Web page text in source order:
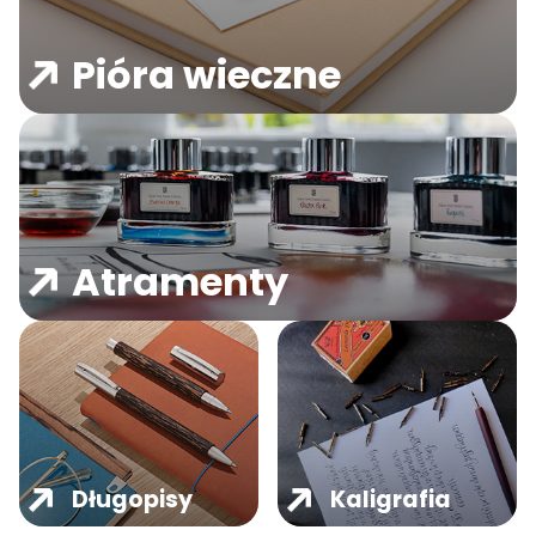
Pióra wieczne
Atramenty
Długopisy Kaligrafia